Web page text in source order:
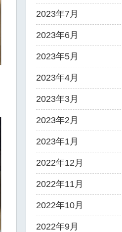
2023年7月
2023年6月
2023年5月
2023年4月
2023年3月
2023年2月
2023年1月
2022年12月
2022年11月
2022年10月
2022年9月